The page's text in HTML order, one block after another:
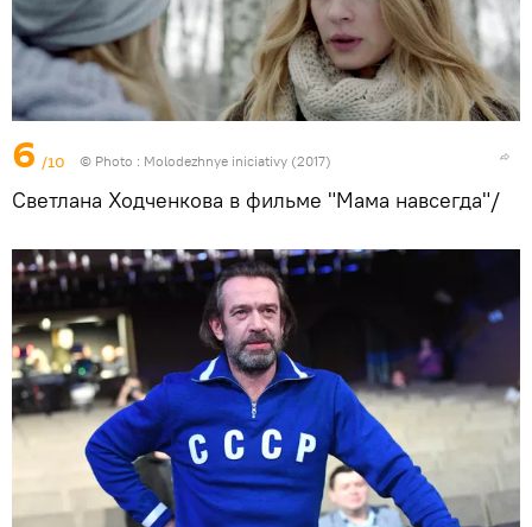
6 /10 © Photo : Molodezhnye iniciativy (2017)
Светлана Ходченкова в фильме "Мама навсегда"/